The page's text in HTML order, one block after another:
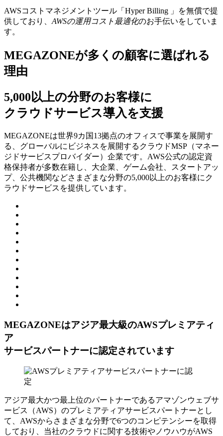
AWSコストマネジメントツール「Hyper Billing 」を無償で提
供しており、 AWSの運⽤コスト最適化のお⼿伝いをしていま
す。
MEGAZONEが多くの顧客に選ばれる
理由
5,000以上の分野のお客様に
クラウドサービス導入を支援
MEGAZONEは世界9カ国13拠点のオフィスで事業を展開す
る、グローバルにビジネスを展開するクラウドMSP（マネー
ジドサービスプロバイダー）企業です。AWS公式の認定資
格保持者が多数在籍し、⼤企業、ゲーム会社、スタートアッ
プ、公共機関などさまざまな分野の5,000以上のお客様にク
ラウドサービスを提供しています。
MEGAZONEはアジア最⼤級のAWSプレミアティ
ア
サービスパートナーに認定されています
アジア最大かつ最上位のパートナーであるアマゾンウェブサ
ービス（AWS）のプレミアティアサービスパートナーとし
て、AWSからさまざまな分野で6つのコンピテンシーを取得
しており、当社のクラウドに関する技術やノウハウがAWS